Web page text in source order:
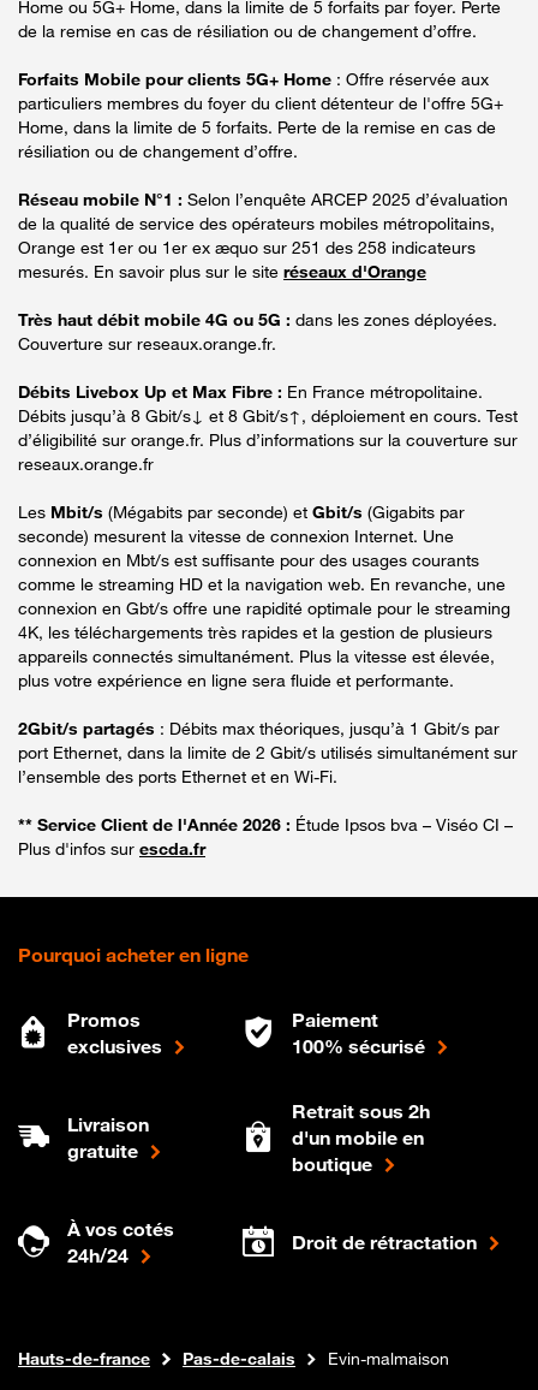
Home ou 5G+ Home, dans la limite de 5 forfaits par foyer. Perte
de la remise en cas de résiliation ou de changement d’offre.
Forfaits Mobile pour clients 5G+ Home : Offre réservée aux
particuliers membres du foyer du client détenteur de l'offre 5G+
Home, dans la limite de 5 forfaits. Perte de la remise en cas de
résiliation ou de changement d’offre.
Réseau mobile N°1 : Selon l’enquête ARCEP 2025 d’évaluation
de la qualité de service des opérateurs mobiles métropolitains,
Orange est 1er ou 1er ex æquo sur 251 des 258 indicateurs
mesurés. En savoir plus sur le site réseaux d'Orange
Très haut débit mobile 4G ou 5G : dans les zones déployées.
Couverture sur reseaux.orange.fr.
Débits Livebox Up et Max Fibre : En France métropolitaine.
Débits jusqu’à 8 Gbit/s↓ et 8 Gbit/s↑, déploiement en cours. Test
d’éligibilité sur orange.fr. Plus d’informations sur la couverture sur
reseaux.orange.fr
Les Mbit/s (Mégabits par seconde) et Gbit/s (Gigabits par
seconde) mesurent la vitesse de connexion Internet. Une
connexion en Mbt/s est suffisante pour des usages courants
comme le streaming HD et la navigation web. En revanche, une
connexion en Gbt/s offre une rapidité optimale pour le streaming
4K, les téléchargements très rapides et la gestion de plusieurs
appareils connectés simultanément. Plus la vitesse est élevée,
plus votre expérience en ligne sera fluide et performante.
2Gbit/s partagés : Débits max théoriques, jusqu’à 1 Gbit/s par
port Ethernet, dans la limite de 2 Gbit/s utilisés simultanément sur
l’ensemble des ports Ethernet et en Wi-Fi.
** Service Client de l'Année 2026 : Étude Ipsos bva – Viséo CI –
Plus d'infos sur escda.fr
Pourquoi acheter en ligne
Promos
exclusives
Paiement
100% sécurisé
Livraison
gratuite
Retrait sous 2h
d'un mobile en
boutique
À vos cotés
24h/24
Droit de rétractation
Boutique Orange
Internet fibre
Hauts-de-france Pas-de-calais Evin-malmaison